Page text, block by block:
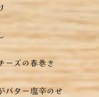
ーズの春巻き
バター塩辛のせ